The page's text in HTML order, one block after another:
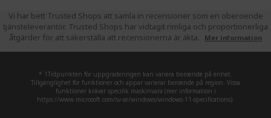
Vi har bett Trusted Shops att samla in recensioner som en oberoende
tjänsteleverantör. Trusted Shops har vidtagit rimliga och proportionerliga
åtgärder för att säkerställa att recensionerna är äkta.
Mer information
* 1Tidpunkten för uppgraderingen kan variera beroende på enhet.
Tillgänglighet för funktioner och appar varierar beroende på region. Vissa
funktioner kräver specifik maskinvara (mer information i
https://www.microsoft.com/sv-se/windows/windows-11-specifications).